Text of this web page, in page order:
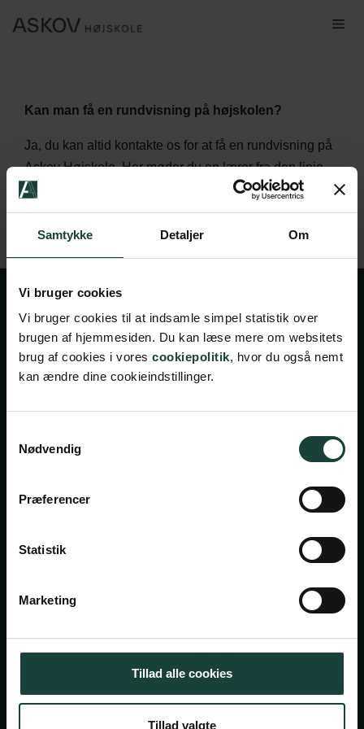
Samtykke Detaljer Om
Vi bruger cookies
Vi bruger cookies til at indsamle simpel statistik over
brugen af hjemmesiden. Du kan læse mere om websitets
brug af cookies i vores cookiepolitik, hvor du også nemt
kan ændre dine cookieindstillinger.
Nødvendig
Præferencer
Statistik
Marketing
Tillad alle cookies
Tillad valgte
Kan man få en rundvisning på højskolen?
Ja, du kan altid kontakte os for at få en rundvisning på
Askov Højskole. Her møder du en lærer fra den linje,
du er mest interesseret i, og du kan også snakke med
nogle af de nuværende elever.Du kan booke din
rundvisning lige her.
Privatlivsbetingelser
Facebook
Instagram
Askov Højskole
6600 Vejen
Tlf:7696 1800
info@askov-hojskole.dk
CVR: 38117416